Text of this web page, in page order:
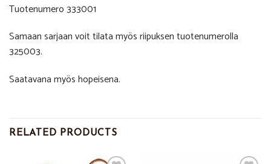
Tuotenumero 333001
Samaan sarjaan voit tilata myös riipuksen tuotenumerolla
325003.
Saatavana myös hopeisena.
RELATED PRODUCTS